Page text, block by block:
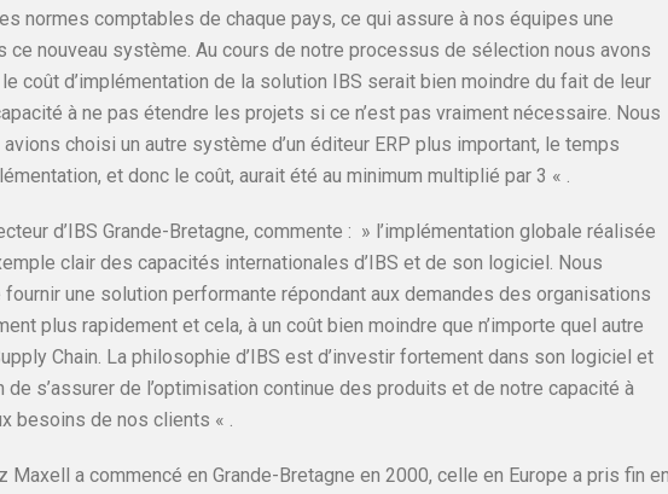
normes comptables de chaque pays, ce qui assure à nos équipes une
ce nouveau système. Au cours de notre processus de sélection nous avons
coût d’implémentation de la solution IBS serait bien moindre du fait de leur
à ne pas étendre les projets si ce n’est pas vraiment nécessaire. Nous
choisi un autre système d’un éditeur ERP plus important, le temps
et donc le coût, aurait été au minimum multiplié par 3 « .
d’IBS Grande-Bretagne, commente : » l’implémentation globale réalisée
clair des capacités internationales d’IBS et de son logiciel. Nous
une solution performante répondant aux demandes des organisations
plus rapidement et cela, à un coût bien moindre que n’importe quel autre
Chain. La philosophie d’IBS est d’investir fortement dans son logiciel et
s’assurer de l’optimisation continue des produits et de notre capacité à
besoins de nos clients « .
Maxell a commencé en Grande-Bretagne en 2000, celle en Europe a pris fin